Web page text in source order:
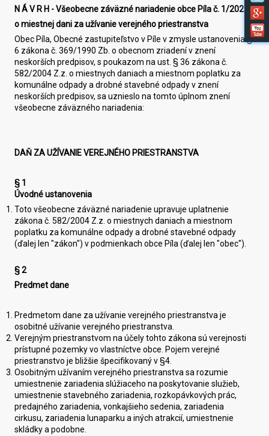
N Á V R H -Všeobecne záväzné nariadenie obce Píla č. 1/2021
o miestnej dani za užívanie verejného priestranstva
Obec Píla, Obecné zastupiteľstvo v Píle v zmysle ustanovenia §
6 zákona č. 369/1990 Zb. o obecnom zriadení v znení
neskorších predpisov, s poukazom na ust. § 36 zákona č.
582/2004 Z.z. o miestnych daniach a miestnom poplatku za
komunálne odpady a drobné stavebné odpady v znení
neskorších predpisov, sa uznieslo na tomto úplnom znení
všeobecne záväzného nariadenia:
DAŇ ZA UŽÍVANIE VEREJNÉHO PRIESTRANSTVA
§ 1
Úvodné ustanovenia
Toto všeobecne záväzné nariadenie upravuje uplatnenie
zákona č. 582/2004 Z.z. o miestnych daniach a miestnom
poplatku za komunálne odpady a drobné stavebné odpady
(ďalej len "zákon") v podmienkach obce Píla (ďalej len "obec").
§ 2
Predmet dane
Predmetom dane za užívanie verejného priestranstva je
osobitné užívanie verejného priestranstva.
Verejným priestranstvom na účely tohto zákona sú verejnosti
prístupné pozemky vo vlastníctve obce. Pojem verejné
priestranstvo je bližšie špecifikovaný v §4.
Osobitným užívaním verejného priestranstva sa rozumie
umiestnenie zariadenia slúžiaceho na poskytovanie služieb,
umiestnenie stavebného zariadenia, rozkopávkových prác,
predajného zariadenia, vonkajšieho sedenia, zariadenia
cirkusu, zariadenia lunaparku a iných atrakcií, umiestnenie
skládky a podobne.